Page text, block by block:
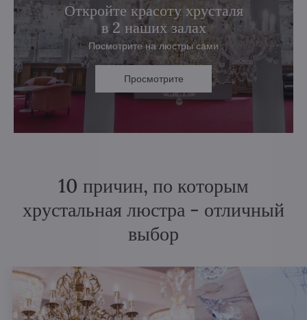
Откройте красоту хрусталя
в 2 наших залах
Посмотрите на люстры сами
Просмотрите
10 причин, по которым
хрустальная люстра - отличный
выбор